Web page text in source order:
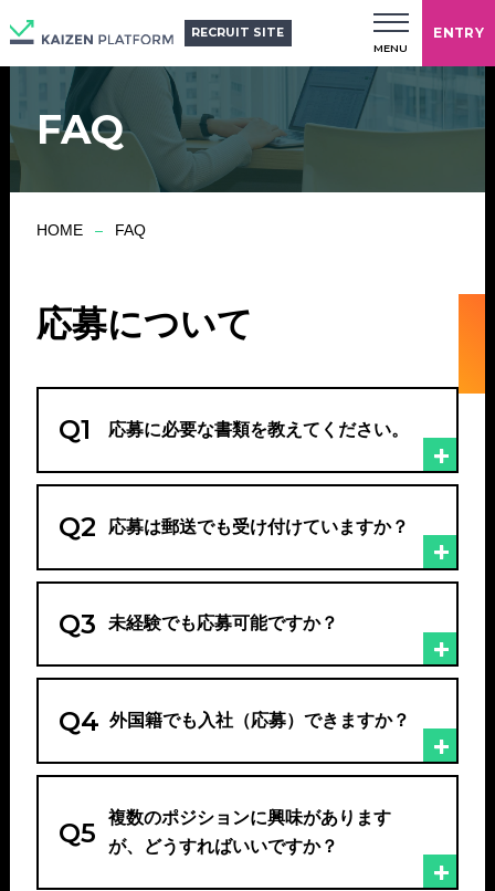
RECRUIT SITE
MENU
ENTRY
FAQ
HOME FAQ
応募について
Q1 応募に必要な書類を教えてください。
Q2 応募は郵送でも受け付けていますか？
Q3 未経験でも応募可能ですか？
Q4 外国籍でも入社（応募）できますか？
Q5
複数のポジションに興味があります
が、どうすればいいですか？